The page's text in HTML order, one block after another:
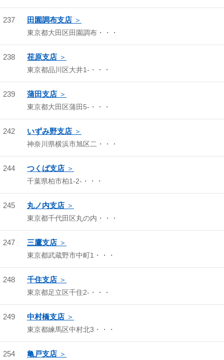
237 田園調布支店
東京都大田区田園調布・・・
238 荏原支店
東京都品川区大井1-・・・
239 蒲田支店
東京都大田区蒲田5-・・・
242 いずみ野支店
神奈川県横浜市旭区二・・・
244 つくば支店
千葉県柏市柏1-2-・・・
245 丸ノ内支店
東京都千代田区丸の内・・・
247 三鷹支店
東京都武蔵野市中町1・・・
248 千住支店
東京都足立区千住2-・・・
249 中村橋支店
東京都練馬区中村北3・・・
254 亀戸支店